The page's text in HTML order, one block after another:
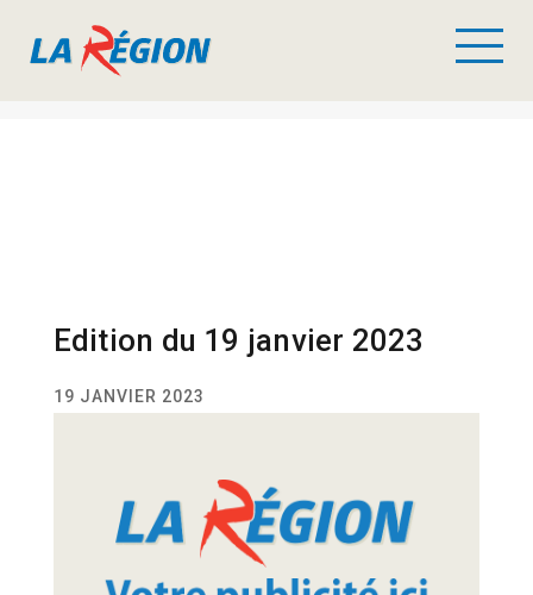
Edition du 19 janvier 2023
19 JANVIER 2023